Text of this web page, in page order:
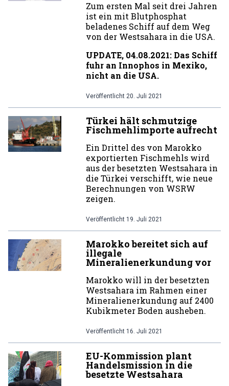
Zum ersten Mal seit drei Jahren
ist ein mit Blutphosphat
beladenes Schiff auf dem Weg
von der Westsahara in die USA.
UPDATE, 04.08.2021: Das Schiff
fuhr an Innophos in Mexiko,
nicht an die USA.
Veröffentlicht 20. Juli 2021
Türkei hält schmutzige
Fischmehlimporte aufrecht
Ein Drittel des von Marokko
exportierten Fischmehls wird
aus der besetzten Westsahara in
die Türkei verschifft, wie neue
Berechnungen von WSRW
zeigen.
Veröffentlicht 19. Juli 2021
Marokko bereitet sich auf
illegale
Mineralienerkundung vor
Marokko will in der besetzten
Westsahara im Rahmen einer
Mineralienerkundung auf 2400
Kubikmeter Boden ausheben.
Veröffentlicht 16. Juli 2021
EU-Kommission plant
Handelsmission in die
besetzte Westsahara